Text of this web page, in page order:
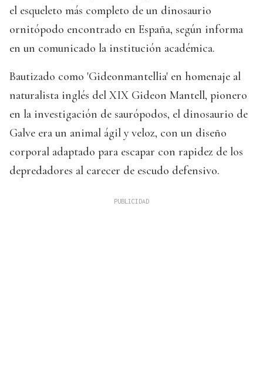
el esqueleto más completo de un dinosaurio
ornitópodo encontrado en España, según informa
en un comunicado la institución académica.
Bautizado como 'Gideonmantellia' en homenaje al
naturalista inglés del XIX Gideon Mantell, pionero
en la investigación de saurópodos, el dinosaurio de
Galve era un animal ágil y veloz, con un diseño
corporal adaptado para escapar con rapidez de los
depredadores al carecer de escudo defensivo.